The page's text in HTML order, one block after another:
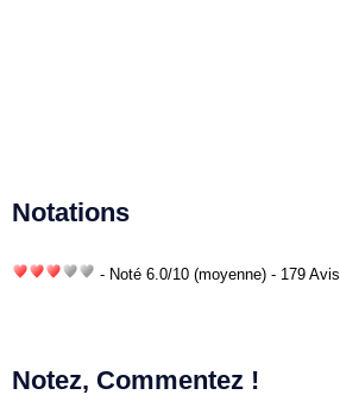
Notations
- Noté 6.0/10 (moyenne) - 179 Avis
Notez, Commentez !